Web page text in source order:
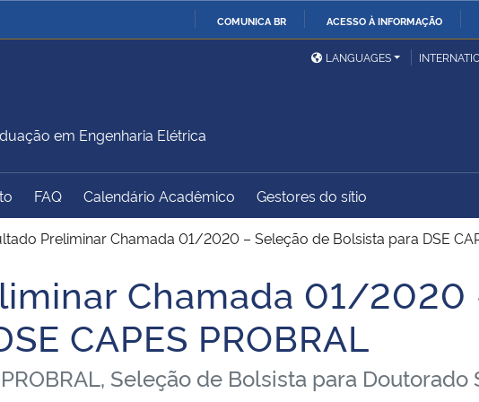
COMUNICA BR ACESSO À INFORMAÇÃO
Justiça e
Ministério da Defesa
Ministério das Relações
Exteriores
Ministério do
Desenvolvimento Regional
Controladoria-Geral da
União
Advocacia-Geral da União Banco Central do Brasil
LANGUAGES
em Engenharia Elétrica
FAQ Calendário Acadêmico Gestores do sítio
Preliminar Chamada 01/2020 – Seleção de Bolsista para DSE
Chamada 01/2020
CAPES PROBRAL
Seleção de Bolsista para Doutorado